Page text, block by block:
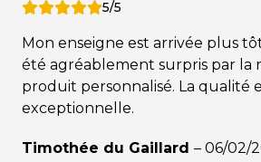
5/5
Mon enseigne est arrivée plus
été agréablement surpris par la
produit personnalisé. La qualité
exceptionnelle.
Timothée du Gaillard – 06/02/